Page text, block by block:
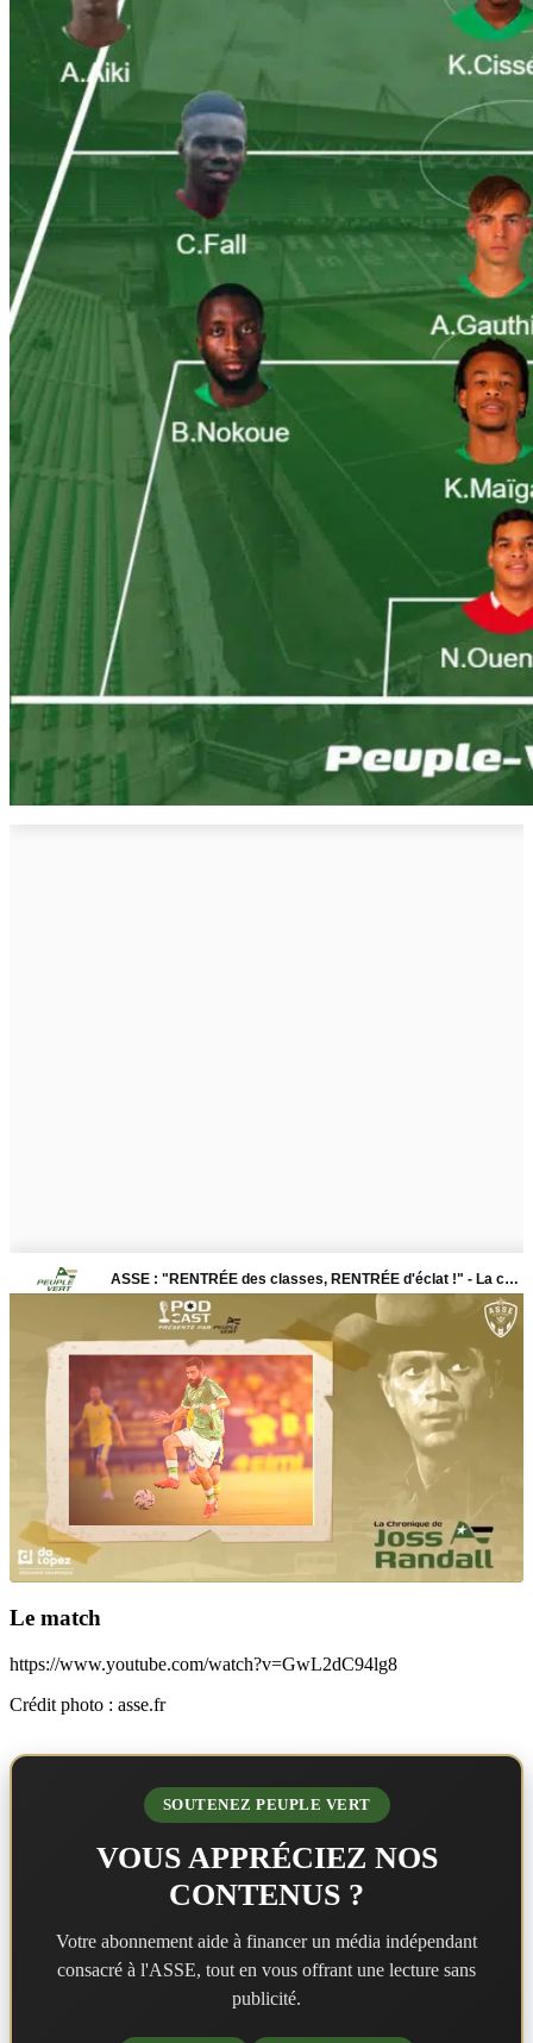
Le match
https://www.youtube.com/watch?v=GwL2dC94lg8
Crédit photo : asse.fr
SOUTENEZ PEUPLE VERT
VOUS APPRÉCIEZ NOS
CONTENUS ?
Votre abonnement aide à financer un média indépendant
consacré à l'ASSE, tout en vous offrant une lecture sans
publicité.